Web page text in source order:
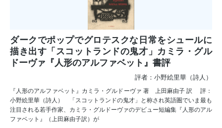
ダークでポップでグロテスクな日常をシュールに
描き出す「スコットランドの鬼才」カミラ・グル
ドーヴァ『人形のアルファベット』書評
評者：小野絵里華（詩人）
『人形のアルファベット』カミラ・グルドーヴァ 著 上田麻由子 訳 評：
小野絵里華（詩人） 「スコットランドの鬼才」と称され英語圏でいま最も
注目される若手作家、カミラ・グルドーヴァのデビュー短編集『人形のアル
ファベット』（上田麻由子訳）が